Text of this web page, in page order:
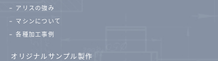
アリスの強み
マシンについて
各種加工事例
オリジナルサンプル製作